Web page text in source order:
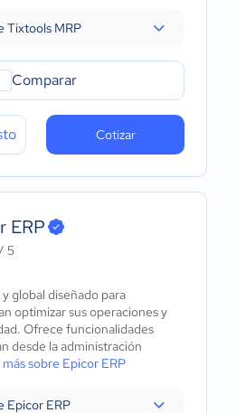
Tixtools MRP
Comparar
Cotizar
ERP
5
global diseñado para
optimizar sus operaciones y
Ofrece funcionalidades
desde la administración
sobre Epicor ERP
Epicor ERP